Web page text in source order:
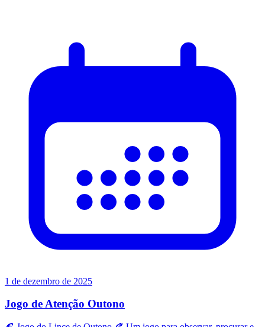
1 de dezembro de 2025
Jogo de Atenção Outono